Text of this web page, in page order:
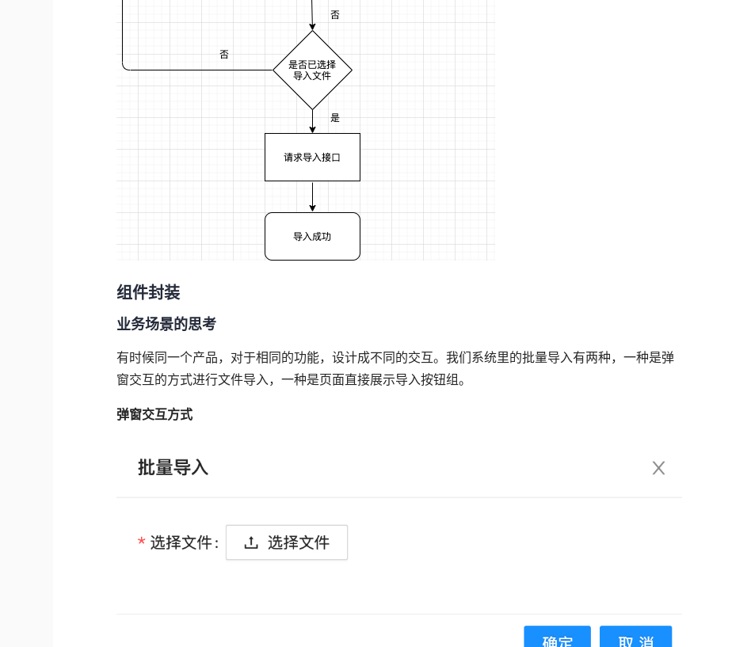
组件封装
业务场景的思考
有时候同一个产品，对于相同的功能，设计成不同的交互。我们系统里的批量导入有两种，一种是弹
窗交互的方式进行文件导入，一种是页面直接展示导入按钮组。
弹窗交互方式